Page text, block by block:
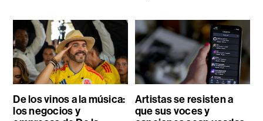
De los vinos a la música:
los negocios y
Artistas se resisten a
que sus voces y